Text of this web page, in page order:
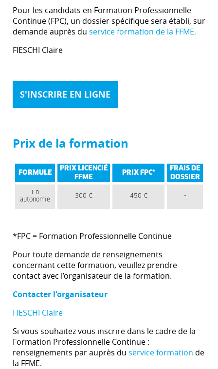
Pour les candidats en Formation Professionnelle
Continue (FPC), un dossier spécifique sera établi, sur
demande auprès du service formation de la FFME.
FIESCHI Claire
S'INSCRIRE EN LIGNE
Prix de la formation
FORMULE
PRIX LICENCIÉ
FFME
PRIX FPC*
FRAIS DE
DOSSIER
En
autonomie
300 € 450 € -
*FPC = Formation Professionnelle Continue
Pour toute demande de renseignements
concernant cette formation, veuillez prendre
contact avec l’organisateur de la formation.
Contacter l'organisateur
FIESCHI Claire
Si vous souhaitez vous inscrire dans le cadre de la
Formation Professionnelle Continue :
renseignements par auprès du service formation de
la FFME.